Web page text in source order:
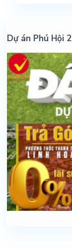
Dự án Phú Hội 2